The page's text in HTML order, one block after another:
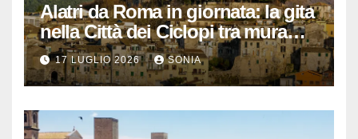
Alatri da Roma in giornata: la gita
nella Città dei Ciclopi tra mura
megalitiche, vicoli medievali e
panorami di Ciociaria
17 LUGLIO 2026 SONIA